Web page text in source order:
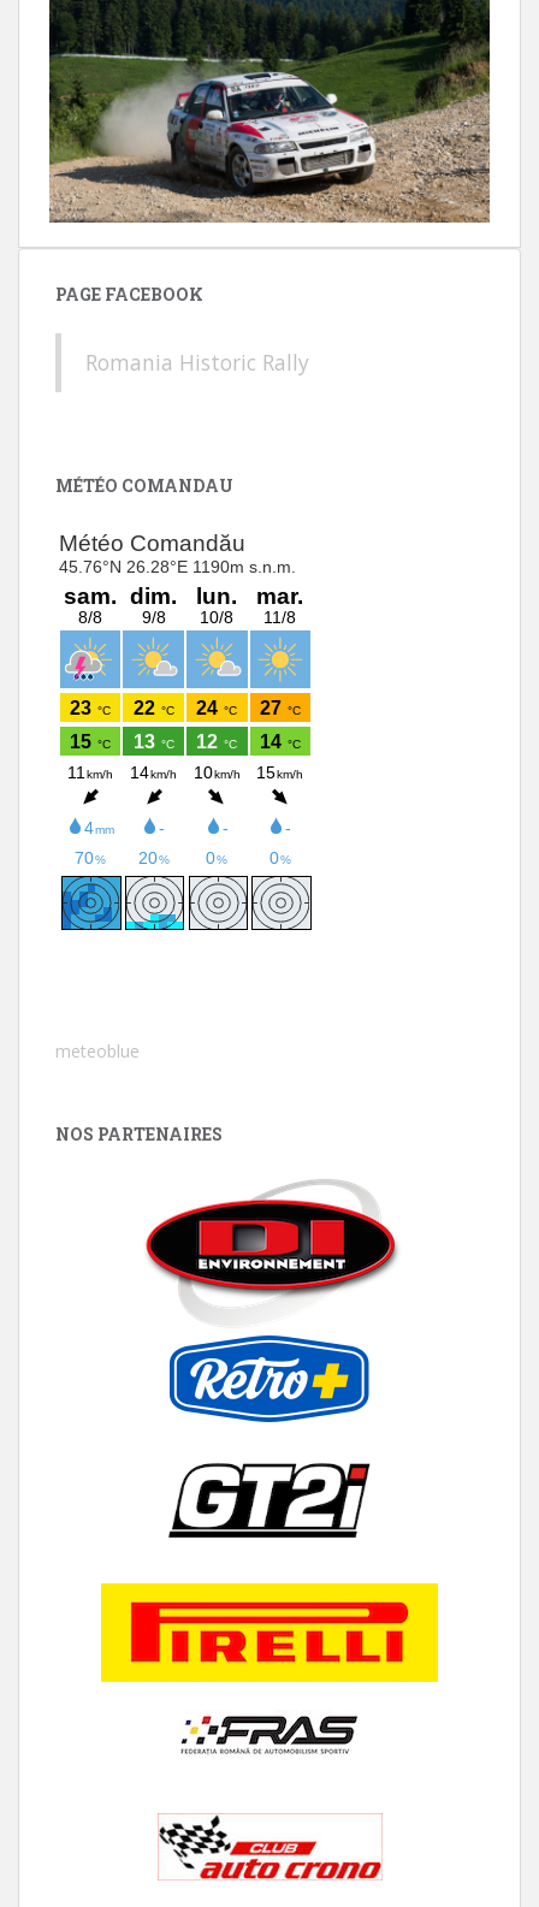
PAGE FACEBOOK
Romania Historic Rally
MÉTÉO COMANDAU
meteoblue
NOS PARTENAIRES